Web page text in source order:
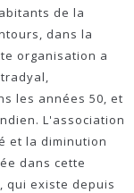
de la
dans la
organisation a
les années 50, et
L'association
et la diminution
dans cette
qui existe depuis